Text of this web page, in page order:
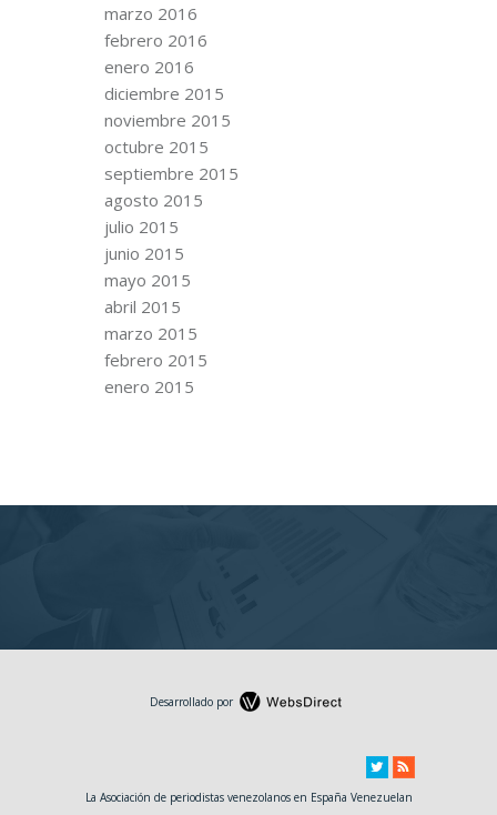
marzo 2016
febrero 2016
enero 2016
diciembre 2015
noviembre 2015
octubre 2015
septiembre 2015
agosto 2015
julio 2015
junio 2015
mayo 2015
abril 2015
marzo 2015
febrero 2015
enero 2015
Desarrollado por
La Asociación de periodistas venezolanos en España Venezuelan